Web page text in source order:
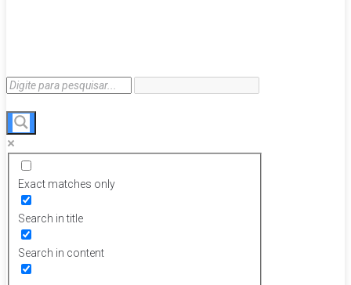
Exact matches only
Search in title
Search in content